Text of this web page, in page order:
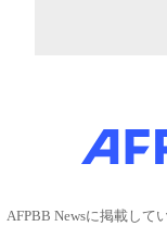
AFPBB Newsに掲載し